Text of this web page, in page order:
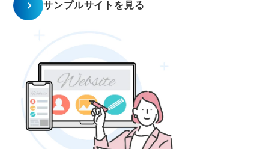
サンプルサイトを見る